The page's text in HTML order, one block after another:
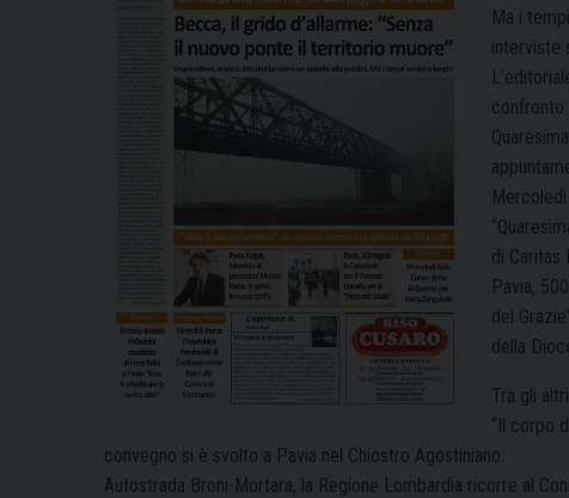
Ma i
interviste
di Caritas
Pavia,
del
della
Tra gli
“Il corpo
convegno si è svolto a Pavia nel Chiostro Agostiniano.
Autostrada Broni-Mortara, la Regione Lombardia ricorre al